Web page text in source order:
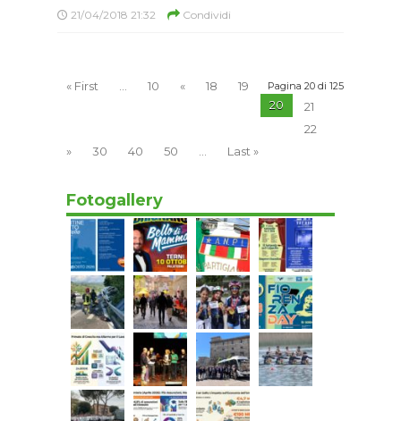
21/04/2018 21:32 Condividi
Pagina 20 di 125
« First 10 « 18
19
20
21
22
»
30 40 50 Last »
Fotogallery